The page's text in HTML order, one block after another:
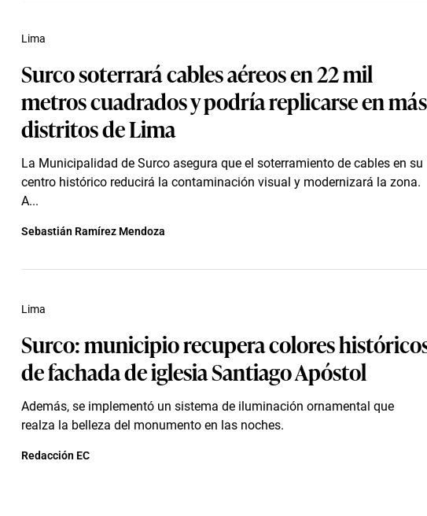
Surco soterrará cables aéreos en 22 mil
metros cuadrados y podría replicarse en más
distritos de Lima
La Municipalidad de Surco asegura que el soterramiento de cables en su
centro histórico reducirá la contaminación visual y modernizará la zona.
A...
Lima
Sebastián Ramírez Mendoza
Surco: municipio recupera colores
de fachada de iglesia Santiago Apóstol
Además, se implementó un sistema de iluminación ornamental que
realza la belleza del monumento en las noches.
Lima
Redacción EC